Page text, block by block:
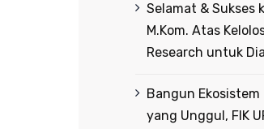
Selamat & Sukses
M.Kom. Atas
Research untuk
Bangun
yang Unggul, FIK